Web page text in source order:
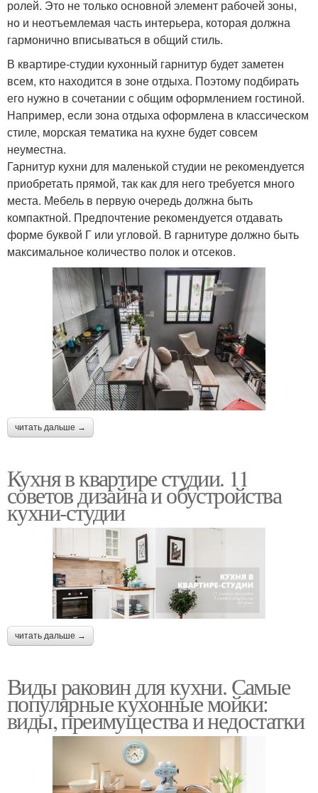
ролей. Это не только основной элемент рабочей зоны,
но и неотъемлемая часть интерьера, которая должна
гармонично вписываться в общий стиль.
В квартире-студии кухонный гарнитур будет заметен
всем, кто находится в зоне отдыха. Поэтому подбирать
его нужно в сочетании с общим оформлением гостиной.
Например, если зона отдыха оформлена в классическом
стиле, морская тематика на кухне будет совсем
неуместна.
Гарнитур кухни для маленькой студии не рекомендуется
приобретать прямой, так как для него требуется много
места. Мебель в первую очередь должна быть
компактной. Предпочтение рекомендуется отдавать
форме буквой Г или угловой. В гарнитуре должно быть
максимальное количество полок и отсеков.
читать дальше →
Кухня в квартире студии. 11
советов дизайна и обустройства
кухни-студии
читать дальше →
Виды раковин для кухни. Самые
популярные кухонные мойки:
виды, преимущества и недостатки